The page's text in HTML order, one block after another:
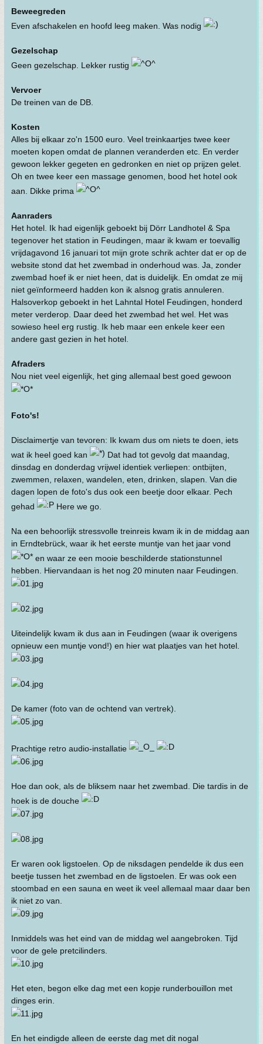
Beweegreden
Even afschakelen en hoofd leeg maken. Was nodig
Gezelschap
Geen gezelschap. Lekker rustig
Vervoer
De treinen van de DB.
Kosten
Alles bij elkaar zo'n 1500 euro. Veel treinkaartjes twee keer
moeten kopen omdat de plannen veranderden etc. En verder
gewoon lekker gegeten en gedronken en niet op prijzen gelet.
Oh en twee keer een massage genomen, bood het hotel ook
aan. Dikke prima
Aanraders
Het hotel. Ik had eigenlijk geboekt bij Dörr Landhotel & Spa
tegenover het station in Feudingen, maar ik kwam er toevallig
vrijdagavond 16 januari tot mijn grote schrik achter dat er op de
website stond dat het zwembad in onderhoud was. Ja, zonder
zwembad hoef ik er niet heen, dat is duidelijk. En omdat ze mij
niet geïnformeerd hadden kon ik alsnog gratis annuleren.
Halsoverkop geboekt in het Lahntal Hotel Feudingen, honderd
meter verderop. Daar deed het zwembad het wel. Het was
sowieso heel erg rustig. Ik heb maar een enkele keer een
andere gast gezien in het hotel.
Afraders
Nou niet veel eigenlijk, het ging allemaal best goed gewoon
Foto's!
Disclaimertje van tevoren: Ik kwam dus om niets te doen, iets
wat ik heel goed kan
Dat had tot gevolg dat maandag,
dinsdag en donderdag vrijwel identiek verliepen: ontbijten,
zwemmen, relaxen, wandelen, eten, drinken, slapen. Van die
dagen lopen de foto's dus ook een beetje door elkaar. Pech
gehad
Here we go.
Na een behoorlijk stressvolle treinreis kwam ik in de middag aan
in Erndtebrück, waar ik het eerste muntje van het jaar vond
en waar ze een mooie beschilderde stationstunnel
hebben. Hiervandaan is het nog 20 minuten naar Feudingen.
Uiteindelijk kwam ik dus aan in Feudingen (waar ik overigens
opnieuw een muntje vond!) en hier wat plaatjes van het hotel.
De kamer (foto van de ochtend van vertrek).
Prachtige retro audio-installatie
Hoe dan ook, als de bliksem naar het zwembad. Die tardis in de
hoek is de douche
Er waren ook ligstoelen. Op de niksdagen pendelde ik dus een
beetje tussen het zwembad en de ligstoelen. Er was ook een
stoombad en een sauna en weet ik veel allemaal maar daar ben
ik niet zo van.
Inmiddels was het eind van de middag wel aangebroken. Tijd
voor de gele pretcilinders.
Het eten, begon elke dag met een kopje runderbouillon met
dinges erin.
En het eindigde alleen de eerste dag met dit nogal